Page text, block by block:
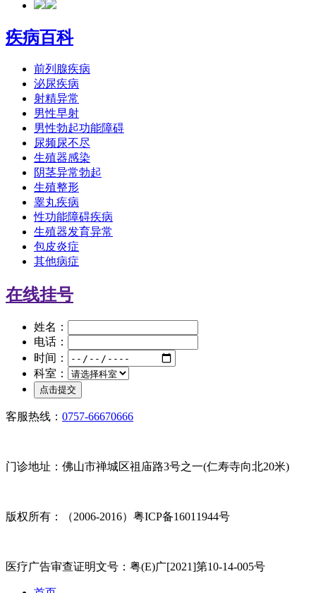
疾病百科
前列腺疾病
泌尿疾病
射精异常
男性早射
男性勃起功能障碍
尿频尿不尽
生殖器感染
阴茎异常勃起
生殖整形
睾丸疾病
性功能障碍疾病
生殖器发育异常
包皮炎症
其他病症
在线挂号
姓名：
电话：
时间：
科室：
客服热线： 0757-66670666
门诊地址：佛山市禅城区祖庙路3号之一(仁寿寺向北20米)
版权所有：（2006-2016）粤ICP备16011944号
医疗广告审查证明文号：粤(E)广[2021]第10-14-005号